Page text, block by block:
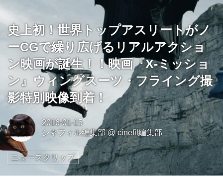
史上初！世界トップアスリートがノ
ーCGで繰り広げるリアルアクショ
ン映画が誕生！！映画『X-ミッショ
ン』ウィングスーツ・フライング撮
影特別映像到着！
2016-01-15
シネフィル編集部@cinefil編集部
ニュースクリップ